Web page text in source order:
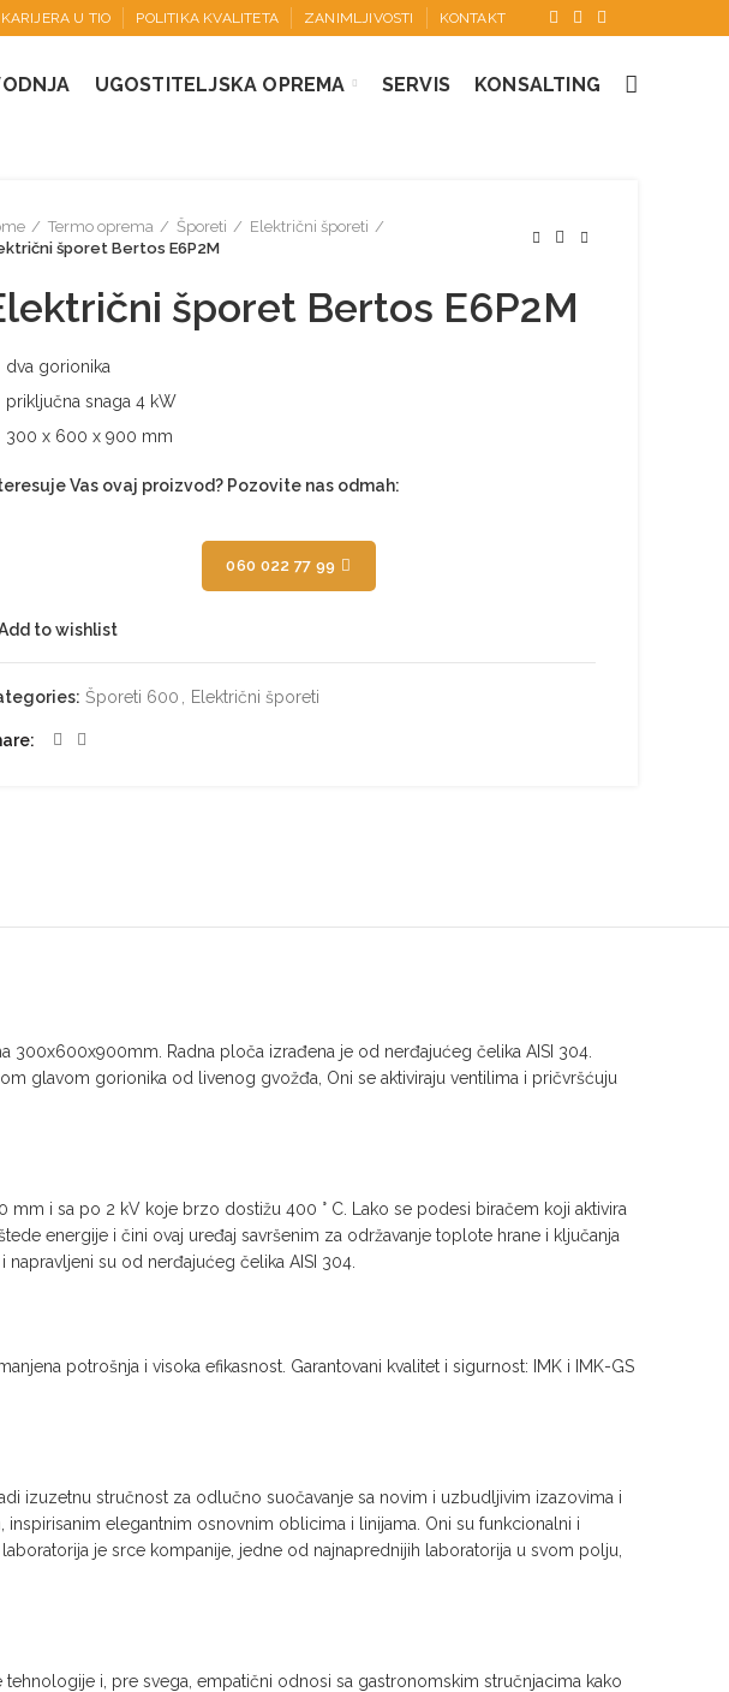
KARIJERA U TIO POLITIKA KVALITETA ZANIMLJIVOSTI KONTAKT
UGOSTITELJSKA OPREMA SERVIS KONSALTING
Termo oprema Šporeti
Električni šporeti
šporet Bertos E6P2M
šporet Bertos E6P2M
dva gorionika
priključna snaga 4 kW
300 x 600 x 900 mm
Vas ovaj proizvod? Pozovite nas odmah:
060 022 77 99
to wishlist
Šporeti 600 Električni šporeti
Radna ploča izrađena je od nerđajućeg čelika AISI 304.
glavom gorionika od livenog gvožđa, Oni se aktiviraju ventilima i pričvršćuju
i sa po 2 kV koje brzo dostižu 400 ° C. Lako se podesi biračem koji aktivira
energije i čini ovaj uređaj savršenim za održavanje toplote hrane i ključanja
su od nerđajućeg čelika AISI 304.
potrošnja i visoka efikasnost. Garantovani kvalitet i sigurnost: IMK i IMK-GS
izuzetnu stručnost za odlučno suočavanje sa novim i uzbudljivim izazovima i
elegantnim osnovnim oblicima i linijama. Oni su funkcionalni i
je srce kompanije, jedne od najnaprednijih laboratorija u svom polju,
i, pre svega, empatični odnosi sa gastronomskim stručnjacima kako